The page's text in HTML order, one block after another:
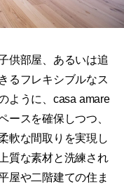
供部屋、あるいは追
るフレキシブルなス
ように、casa amare
ースを確保しつつ、
軟な間取りを実現し
質な素材と洗練され
屋や二階建ての住ま